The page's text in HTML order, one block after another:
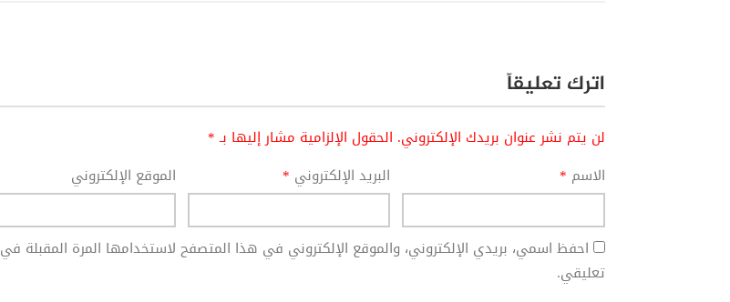
اترك تعليقاً
لن يتم نشر عنوان بريدك الإلكتروني. الحقول الإلزامية مشار إليها بـ*
الاسم * البريد الإلكتروني * الموقع الإلكتروني
احفظ اسمي، بريدي الإلكتروني، والموقع الإلكتروني في هذا المتصفح لاستخدامها المرة المقبلة في
تعليقي.